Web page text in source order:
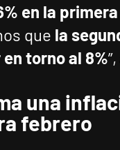
en la
que la
torno al 8%
una
febrero